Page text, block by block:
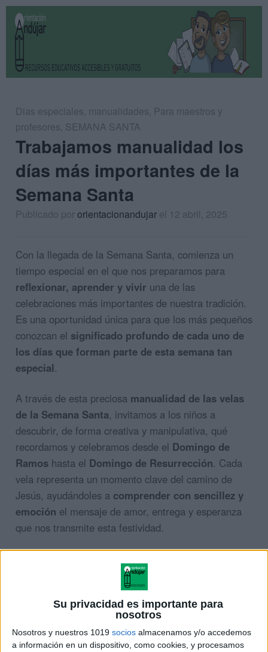
Su privacidad es importante para
nosotros
Nosotros y nuestros 1019 socios almacenamos y/o accedemos
a información en un dispositivo, como cookies, y procesamos
Dias especiales, manualidades, Para maestros y
profesores, SEMANA SANTA
Trabajamos manualidad los
días más importantes de la
Semana Santa
Publicado pororientacionandujar el 12 abril, 2025
Con la llegada de la Semana Santa, comienza un
tiempo especial en el que nos preparamos para
reflexionar, aprender y vivir una de las
celebraciones más importantes de nuestra tradición.
Es una oportunidad única para que los más pequeños
conozcan el significado profundo de cada uno de
los días que forman parte de esta semana tan
especial.
A través de esta preciosa manualidad de las velas
de la Semana Santa, invitamos a los niños a
descubrir, de forma creativa y manipulativa, qué
recordamos y celebramos desde el Domingo de
Ramos hasta el Domingo de Resurrección. Cada
vela representa un momento clave del camino de
Jesús, ayudándoles a comprender con sencillez y
emoción el mensaje de amor, entrega y esperanza
que nos transmite esta festividad.